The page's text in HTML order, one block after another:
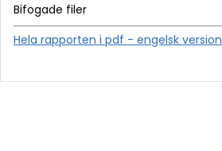
Bifogade filer
Hela rapporten i pdf - engelsk version